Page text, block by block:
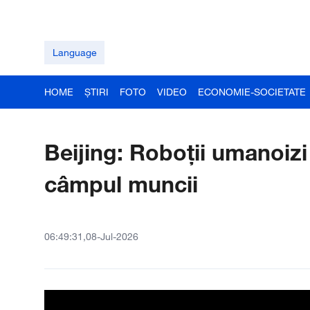
Language
HOME ȘTIRI FOTO VIDEO ECONOMIE-SOCIETATE
Beijing: Roboții
câmpul muncii
06:49:31,08-Jul-2026